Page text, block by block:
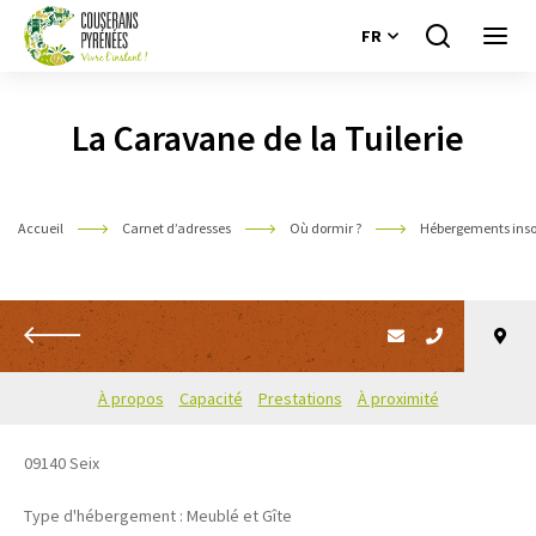
FR
Je
La Caravane de la Tuilerie
Accueil Carnet d’adresses Où dormir ? Hébergements
Retour
À propos Capacité Prestations À proximité
09140Seix
Type d'hébergement : Meublé et Gîte